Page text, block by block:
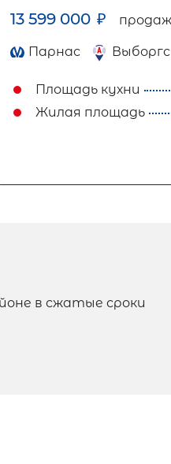
13 599 000 ₽
Парнас
Площадь кухни
Жилая площадь
в сжатые сроки